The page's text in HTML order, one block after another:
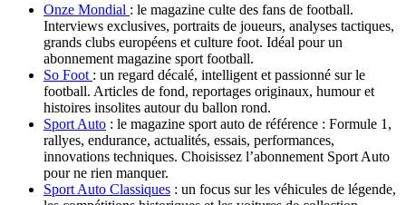
Onze Mondial : le magazine culte des fans de football.
Interviews exclusives, portraits de joueurs, analyses tactiques,
grands clubs européens et culture foot. Idéal pour un
abonnement magazine sport football.
So Foot : un regard décalé, intelligent et passionné sur le
football. Articles de fond, reportages originaux, humour et
histoires insolites autour du ballon rond.
Sport Auto : le magazine sport auto de référence : Formule 1,
rallyes, endurance, actualités, essais, performances,
innovations techniques. Choisissez l’abonnement Sport Auto
pour ne rien manquer.
Sport Auto Classiques : un focus sur les véhicules de légende,